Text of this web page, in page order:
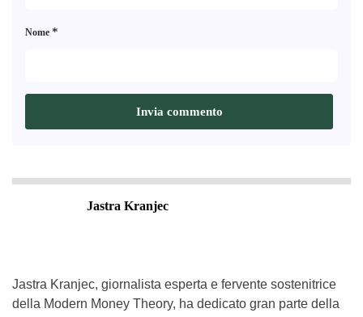
Nome *
Jastra Kranjec
Jastra Kranjec, giornalista esperta e fervente sostenitrice
della Modern Money Theory, ha dedicato gran parte della